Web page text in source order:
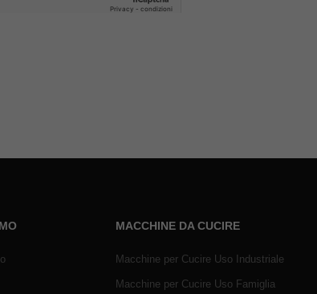
MACCHINE DA CUCIRE
Macchine per Cucire Uso Industriale
Macchine per Cucire Uso Famiglia